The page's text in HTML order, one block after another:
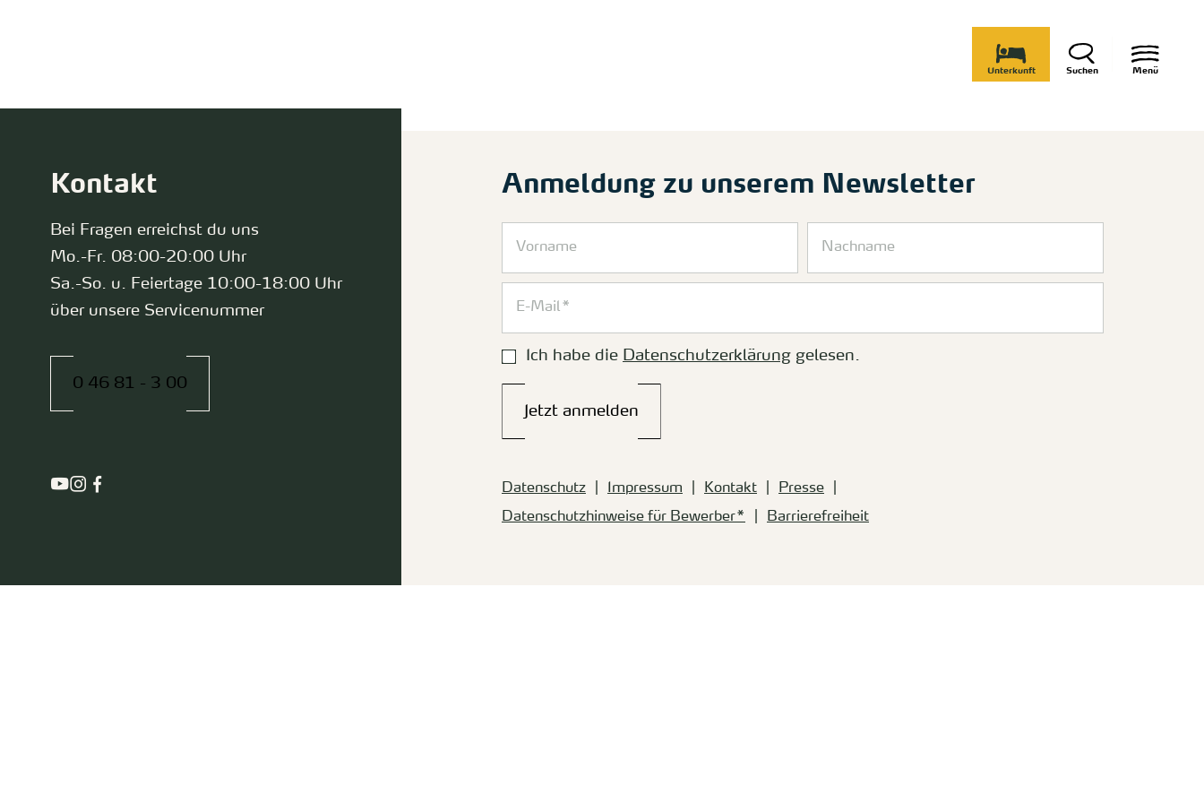
Menü
Suchen
Unterkunft
Anmeldung zu unserem Newsletter
Ich habe die Datenschutzerklärung gelesen.
Jetzt anmelden
Datenschutz Impressum Kontakt
Presse
Datenschutzhinweise für Bewerber*
Barrierefreiheit
Kontakt
Bei Fragen erreichst du uns
Mo.-Fr. 08:00-20:00 Uhr
Sa.-So. u. Feiertage 10:00-18:00 Uhr
über unsere Servicenummer
0 46 81 - 3 00